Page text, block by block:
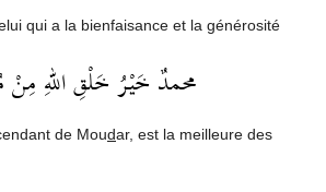
qui a la bienfaisance et la générosité
محمدٌ خَيْرُ خَلْقِ اللهِ
de Moudar, est la meilleure des